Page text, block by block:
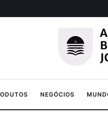
NEGÓCIOS